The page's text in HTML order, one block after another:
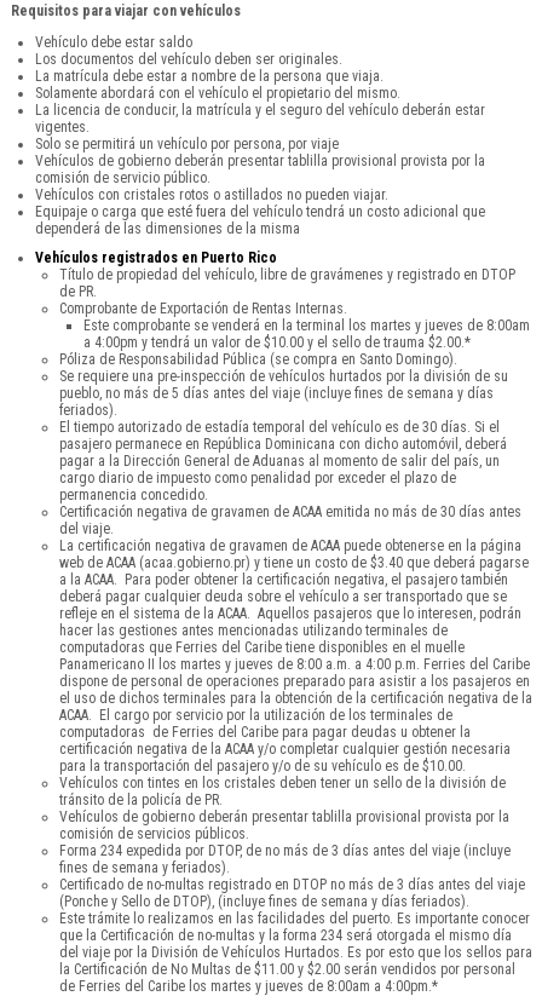
Requisitos para viajar con vehículos
Vehículo debe estar saldo
Los documentos del vehículo deben ser originales.
La matrícula debe estar a nombre de la persona que viaja.
Solamente abordará con el vehículo el propietario del mismo.
La licencia de conducir, la matrícula y el seguro del vehículo deberán estar
vigentes.
Solo se permitirá un vehículo por persona, por viaje
Vehículos de gobierno deberán presentar tablilla provisional provista por la
comisión de servicio público.
Vehículos con cristales rotos o astillados no pueden viajar.
Equipaje o carga que esté fuera del vehículo tendrá un costo adicional que
dependerá de las dimensiones de la misma
Vehículos registrados en Puerto Rico
Título de propiedad del vehículo, libre de gravámenes y registrado en DTOP
de PR.
Comprobante de Exportación de Rentas Internas.
Este comprobante se venderá en la terminal los martes y jueves de 8:00am
a 4:00pm y tendrá un valor de $10.00 y el sello de trauma $2.00.*
Póliza de Responsabilidad Pública (se compra en Santo Domingo).
Se requiere una pre-inspección de vehículos hurtados por la división de su
pueblo, no más de 5 días antes del viaje (incluye fines de semana y días
feriados).
El tiempo autorizado de estadía temporal del vehículo es de 30 días. Si el
pasajero permanece en República Dominicana con dicho automóvil, deberá
pagar a la Dirección General de Aduanas al momento de salir del país, un
cargo diario de impuesto como penalidad por exceder el plazo de
permanencia concedido.
Certificación negativa de gravamen de ACAA emitida no más de 30 días antes
del viaje.
La certificación negativa de gravamen de ACAA puede obtenerse en la página
web de ACAA (acaa.gobierno.pr) y tiene un costo de $3.40 que deberá pagarse
a la ACAA. Para poder obtener la certificación negativa, el pasajero también
deberá pagar cualquier deuda sobre el vehículo a ser transportado que se
refleje en el sistema de la ACAA. Aquellos pasajeros que lo interesen, podrán
hacer las gestiones antes mencionadas utilizando terminales de
computadoras que Ferries del Caribe tiene disponibles en el muelle
Panamericano II los martes y jueves de 8:00 a.m. a 4:00 p.m. Ferries del Caribe
dispone de personal de operaciones preparado para asistir a los pasajeros en
el uso de dichos terminales para la obtención de la certificación negativa de la
ACAA. El cargo por servicio por la utilización de los terminales de
computadoras de Ferries del Caribe para pagar deudas u obtener la
certificación negativa de la ACAA y/o completar cualquier gestión necesaria
para la transportación del pasajero y/o de su vehículo es de $10.00.
Vehículos con tintes en los cristales deben tener un sello de la división de
tránsito de la policía de PR.
Vehículos de gobierno deberán presentar tablilla provisional provista por la
comisión de servicios públicos.
Forma 234 expedida por DTOP, de no más de 3 días antes del viaje (incluye
fines de semana y feriados).
Certificado de no-multas registrado en DTOP no más de 3 días antes del viaje
(Ponche y Sello de DTOP), (incluye fines de semana y días feriados).
Este trámite lo realizamos en las facilidades del puerto. Es importante conocer
que la Certificación de no-multas y la forma 234 será otorgada el mismo día
del viaje por la División de Vehículos Hurtados. Es por esto que los sellos para
la Certificación de No Multas de $11.00 y $2.00 serán vendidos por personal
de Ferries del Caribe los martes y jueves de 8:00am a 4:00pm.*